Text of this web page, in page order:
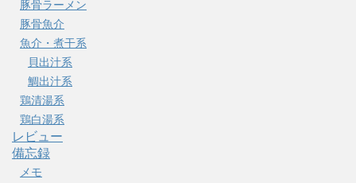
豚骨ラーメン
豚骨魚介
魚介・煮干系
貝出汁系
鯛出汁系
鶏清湯系
鶏白湯系
レビュー
備忘録
メモ